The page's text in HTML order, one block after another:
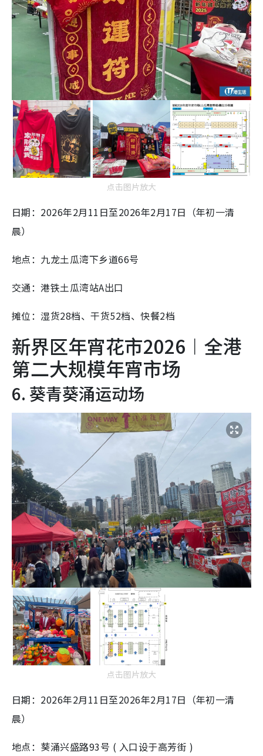
点击图片放大
日期：2026年2月11日至2026年2月17日（年初一清
晨）
地点：九龙土瓜湾下乡道66号
交通：港铁土瓜湾站A出口
摊位：湿货28档、干货52档、快餐2档
新界区年宵花市2026︱全港
第二大规模年宵市场
6. 葵青葵涌运动场
点击图片放大
日期：2026年2月11日至2026年2月17日（年初一清
晨）
地点：葵涌兴盛路93号 ( 入口设于高芳街 )